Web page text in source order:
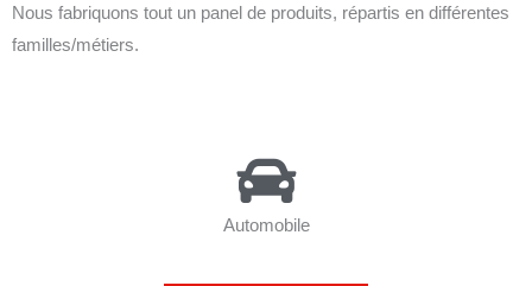
Nous fabriquons tout un panel de produits, répartis en différentes
familles/métiers.
Automobile